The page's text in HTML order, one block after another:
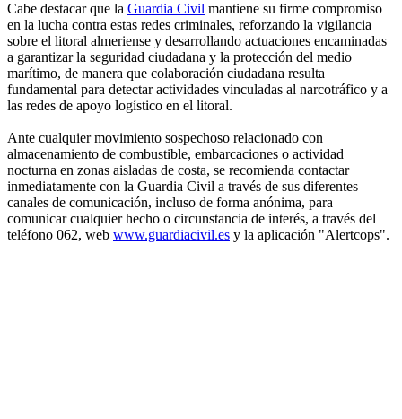
Cabe destacar que la Guardia Civil mantiene su firme compromiso
en la lucha contra estas redes criminales, reforzando la vigilancia
sobre el litoral almeriense y desarrollando actuaciones encaminadas
a garantizar la seguridad ciudadana y la protección del medio
marítimo, de manera que colaboración ciudadana resulta
fundamental para detectar actividades vinculadas al narcotráfico y a
las redes de apoyo logístico en el litoral.
Ante cualquier movimiento sospechoso relacionado con
almacenamiento de combustible, embarcaciones o actividad
nocturna en zonas aisladas de costa, se recomienda contactar
inmediatamente con la Guardia Civil a través de sus diferentes
canales de comunicación, incluso de forma anónima, para
comunicar cualquier hecho o circunstancia de interés, a través del
teléfono 062, web www.guardiacivil.es y la aplicación "Alertcops".